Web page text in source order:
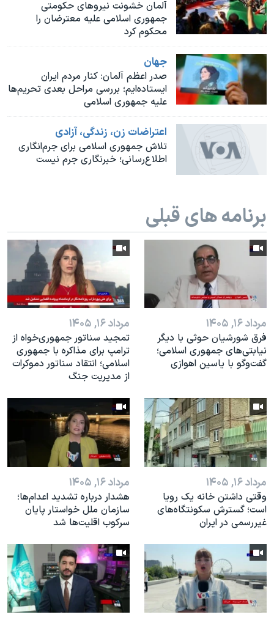
نرگس محمدی برنده جایزه نوبل صلح
صفحه‌های ویژه
سفر پرزیدنت ترامپ به چین
آلمان خشونت نیروهای حکومتی
جمهوری اسلامی علیه معترضان را
محکوم کرد
جهان
صدر اعظم آلمان: کنار مردم ایران
ایستاده‌ایم؛ بررسی مراحل بعدی تحریم‌ها
علیه جمهوری اسلامی
اعتراضات زن، زندگی، آزادی
تلاش جمهوری اسلامی برای جرم‌انگاری
اطلاع‌رسانی؛ خبرنگاری جرم نیست
برنامه های قبلی
مرداد ۱۶, ۱۴۰۵
فرق شورشیان حوثی با دیگر
نیابتی‌های جمهوری اسلامی؛
گفت‌وگو با یاسین اهوازی
مرداد ۱۶, ۱۴۰۵
تمجید سناتور جمهوری‌خواه از
ترامپ برای مذاکره با جمهوری
اسلامی؛ انتقاد سناتور دموکرات
از مدیریت جنگ
مرداد ۱۶, ۱۴۰۵
وقتی داشتن خانه یک رویا
است؛ گسترش سکونتگاه‌های
غیررسمی در ایران
مرداد ۱۶, ۱۴۰۵
هشدار درباره تشدید اعدام‌ها؛
سازمان ملل خواستار پایان
سرکوب اقلیت‌ها شد